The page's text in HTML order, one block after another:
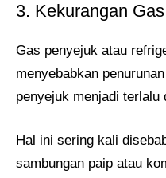
3. Kekurangan
Gas penyejuk atau
menyebabkan
penyejuk menjadi terlalu
Hal ini sering kali
sambungan paip atau